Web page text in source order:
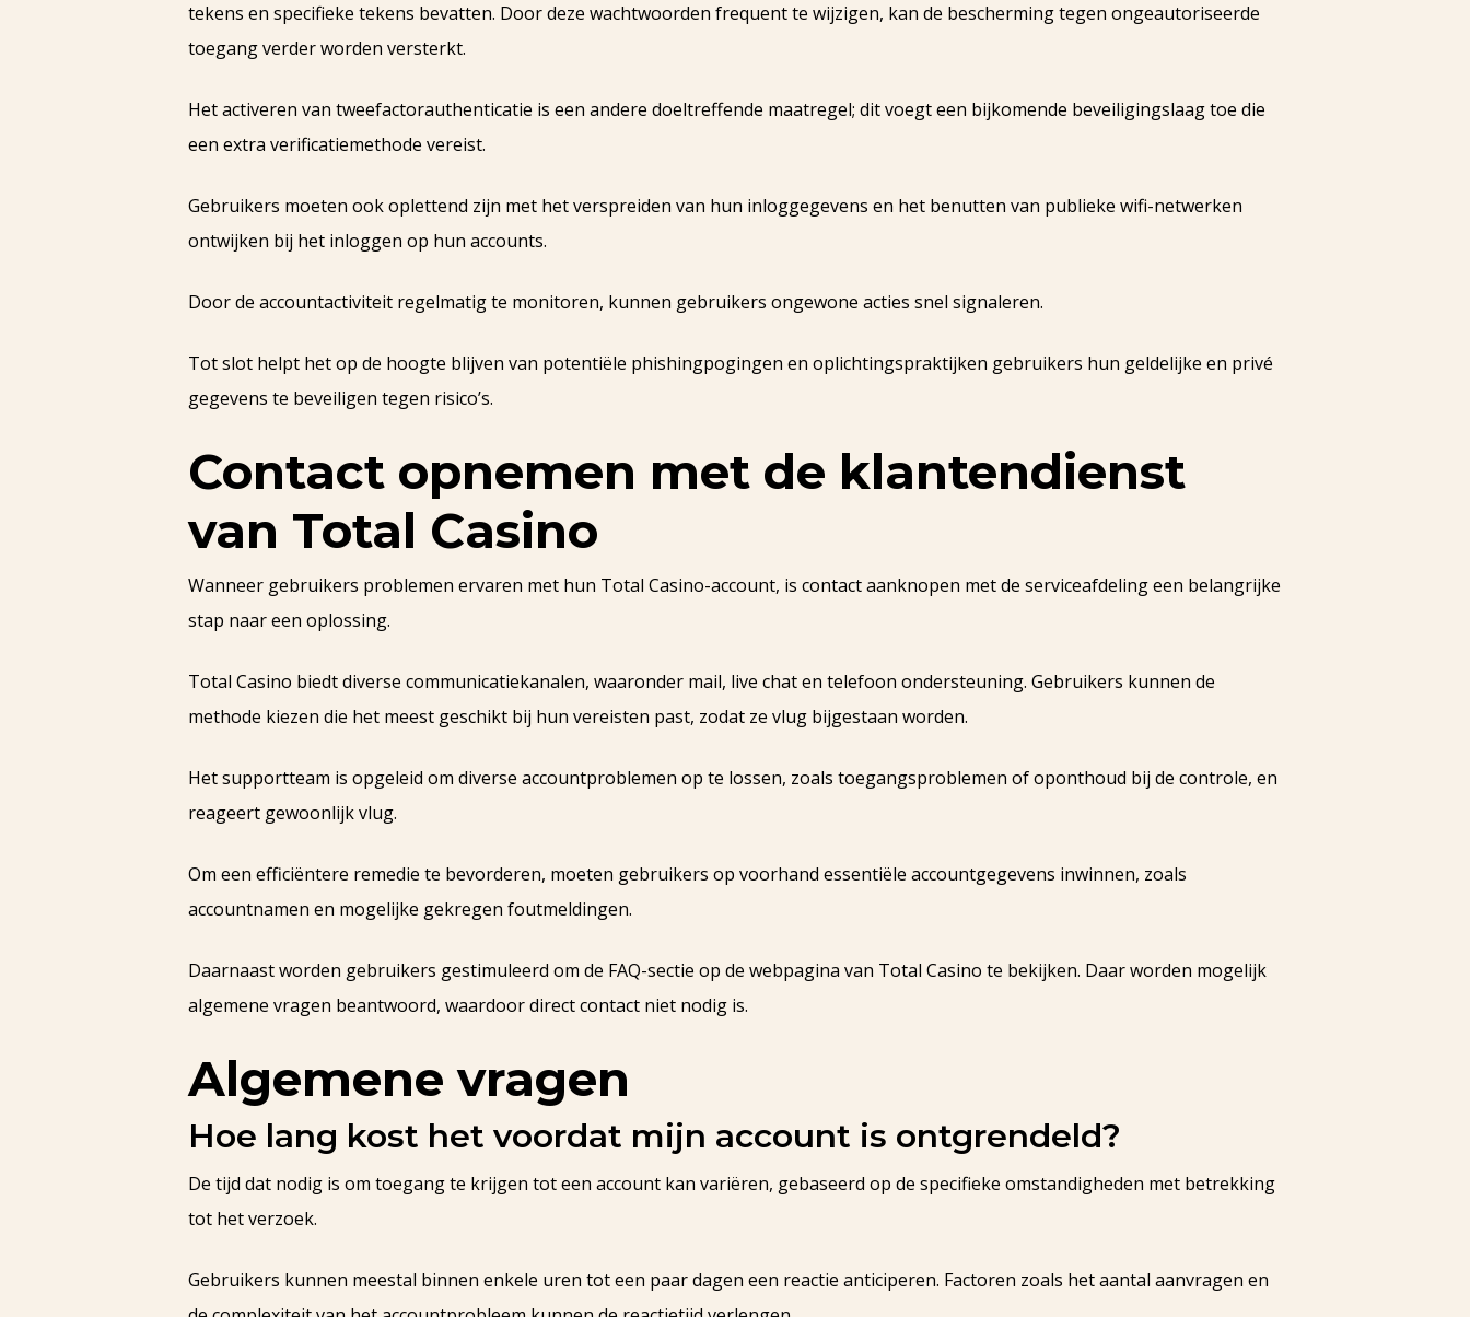
tekens en specifieke tekens bevatten. Door deze wachtwoorden frequent te wijzigen, kan de bescherming tegen ongeautoriseerde
toegang verder worden versterkt.
Het activeren van tweefactorauthenticatie is een andere doeltreffende maatregel; dit voegt een bijkomende beveiligingslaag toe die
een extra verificatiemethode vereist.
Gebruikers moeten ook oplettend zijn met het verspreiden van hun inloggegevens en het benutten van publieke wifi-netwerken
ontwijken bij het inloggen op hun accounts.
Door de accountactiviteit regelmatig te monitoren, kunnen gebruikers ongewone acties snel signaleren.
Tot slot helpt het op de hoogte blijven van potentiële phishingpogingen en oplichtingspraktijken gebruikers hun geldelijke en privé
gegevens te beveiligen tegen risico’s.
Contact opnemen met de klantendienst
van Total Casino
Wanneer gebruikers problemen ervaren met hun Total Casino-account, is contact aanknopen met de serviceafdeling een belangrijke
stap naar een oplossing.
Total Casino biedt diverse communicatiekanalen, waaronder mail, live chat en telefoon ondersteuning. Gebruikers kunnen de
methode kiezen die het meest geschikt bij hun vereisten past, zodat ze vlug bijgestaan worden.
Het supportteam is opgeleid om diverse accountproblemen op te lossen, zoals toegangsproblemen of oponthoud bij de controle, en
reageert gewoonlijk vlug.
Om een efficiëntere remedie te bevorderen, moeten gebruikers op voorhand essentiële accountgegevens inwinnen, zoals
accountnamen en mogelijke gekregen foutmeldingen.
Daarnaast worden gebruikers gestimuleerd om de FAQ-sectie op de webpagina van Total Casino te bekijken. Daar worden mogelijk
algemene vragen beantwoord, waardoor direct contact niet nodig is.
Algemene vragen
Hoe lang kost het voordat mijn account is ontgrendeld?
De tijd dat nodig is om toegang te krijgen tot een account kan variëren, gebaseerd op de specifieke omstandigheden met betrekking
tot het verzoek.
Gebruikers kunnen meestal binnen enkele uren tot een paar dagen een reactie anticiperen. Factoren zoals het aantal aanvragen en